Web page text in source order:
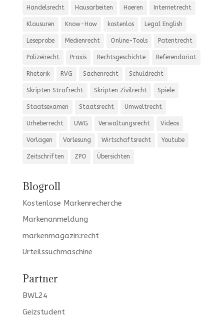
Handelsrecht Hausarbeiten Hoeren Internetrecht
Klausuren Know-How kostenlos Legal English
Leseprobe Medienrecht Online-Tools Patentrecht
Polizeirecht Praxis Rechtsgeschichte Referendariat
Rhetorik RVG Sachenrecht Schuldrecht
Skripten Strafrecht Skripten Zivilrecht Spiele
Staatsexamen Staatsrecht Umweltrecht
Urheberrecht UWG Verwaltungsrecht Videos
Vorlagen Vorlesung Wirtschaftsrecht Youtube
Zeitschriften ZPO Übersichten
Blogroll
Kostenlose Markenrecherche
Markenanmeldung
markenmagazin:recht
Urteilssuchmaschine
Partner
BWL24
Geizstudent